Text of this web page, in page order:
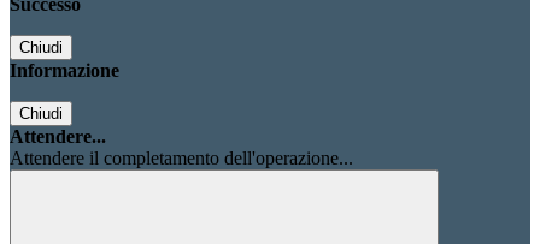
Successo
Chiudi
Informazione
Chiudi
Attendere...
Attendere il completamento dell'operazione...